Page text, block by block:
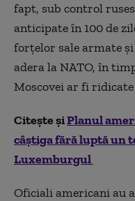
fapt, sub control
anticipate în 100 de
forțelor sale armate
adera la NATO, în
Moscovei ar fi
Citește șiPlanul
câștiga fără luptă un
Luxemburgul
Oficiali americani au